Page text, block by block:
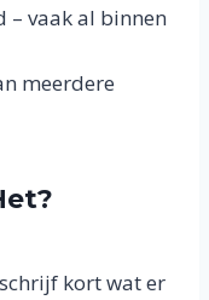
– vaak al binnen
meerdere
kort wat er